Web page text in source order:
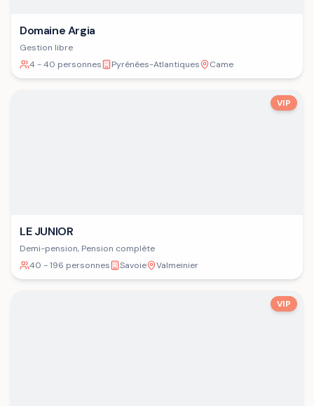
Domaine Argia
Gestion libre
4 - 40 personnes
Pyrénées-Atlantiques Came
VIP
LE JUNIOR
Demi-pension, Pension complète
40 - 196 personnes
Savoie Valmeinier
VIP